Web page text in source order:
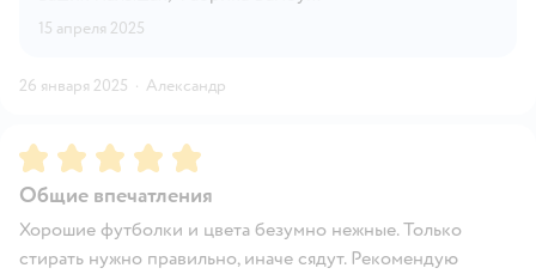
15 апреля 2025
26 января 2025 · Александр
Рейтинг:5
Общие впечатления
Хорошие футболки и цвета безумно нежные. Только
стирать нужно правильно, иначе сядут. Рекомендую